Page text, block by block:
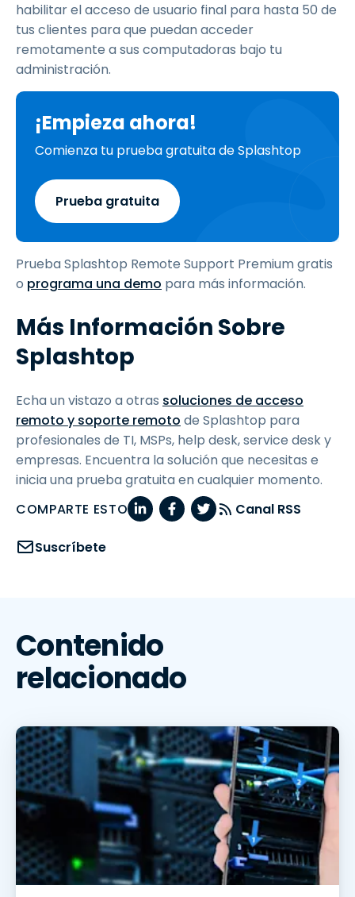
habilitar el acceso de usuario final para hasta 50 de
tus clientes para que puedan acceder
remotamente a sus computadoras bajo tu
administración.
¡Empieza ahora!
Comienza tu prueba gratuita de Splashtop
Prueba gratuita
Prueba Splashtop Remote Support Premium gratis
o programa una demo para más información.
Más Información Sobre
Splashtop
Echa un vistazo a otras soluciones de acceso
remoto y soporte remoto de Splashtop para
profesionales de TI, MSPs, help desk, service desk y
empresas. Encuentra la solución que necesitas e
inicia una prueba gratuita en cualquier momento.
COMPARTE ESTO
Canal RSS
Suscríbete
Contenido
relacionado